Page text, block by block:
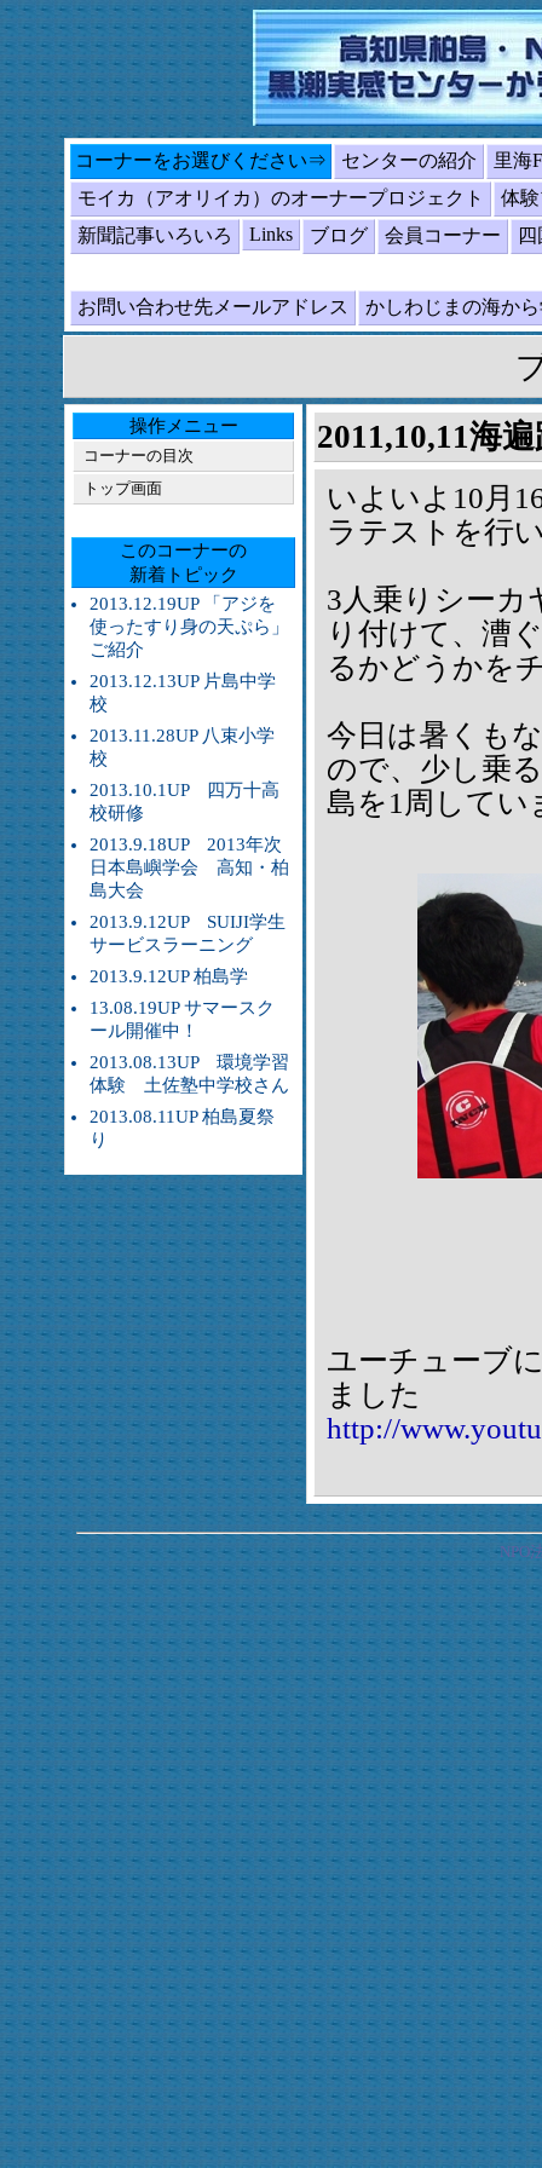
コーナーをお選びください⇒ センターの紹介
里海
モイカ（アオリイカ）のオーナープロジェクト
体
新聞記事いろいろ
Links ブログ 会員コーナー
お問い合わせ先メールアドレス かしわじまの海か
操作メニュー
コーナーの目次
トップ画面
このコーナーの
新着トピック
2013.12.19UP 「アジを
使ったすり身の天ぷら」
ご紹介
2013.12.13UP 片島中学
校
2013.11.28UP 八束小学
校
2013.10.1UP 四万十高
校研修
2013.9.18UP 2013年次
日本島嶼学会 高知・柏
島大会
2013.9.12UP SUIJI学生
サービスラーニング
2013.9.12UP 柏島学
13.08.19UP サマースク
ール開催中！
2013.08.13UP 環境学習
体験 土佐塾中学校さん
2013.08.11UP 柏島夏祭
り
2011,10,11海
いよいよ10月
ラテストを行
3人乗りシーカ
り付けて、漕
るかどうかを
今日は暑くも
ので、少し乗
島を1周してい
ユーチューブ
ました
http://
NPO